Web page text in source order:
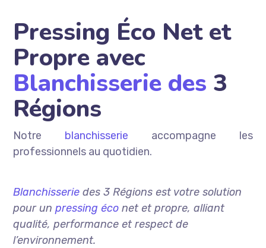
Pressing Éco Net et
Propre avec
Blanchisserie des 3
Régions
Notre blanchisserie accompagne les
professionnels au quotidien.
Blanchisserie des 3 Régions est votre solution
pour unpressing éco net et propre, alliant
qualité, performance et respect de
l’environnement.